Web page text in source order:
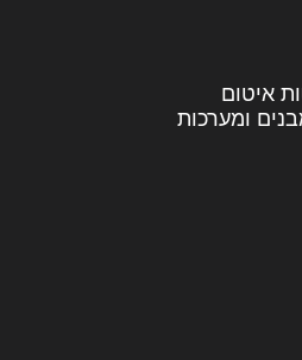
איטום
ומערכות